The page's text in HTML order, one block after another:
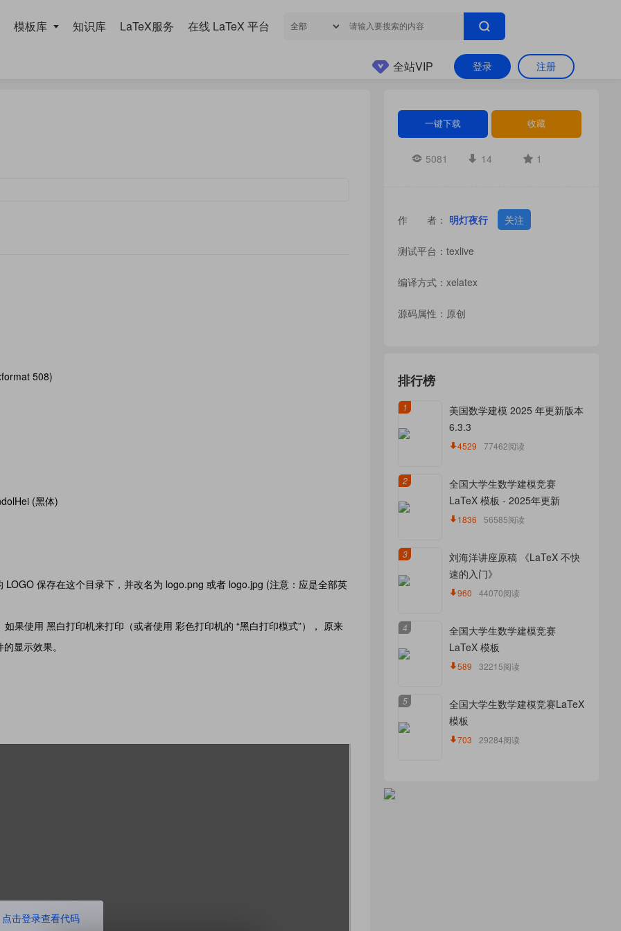
模板库 知识库 LaTeX服务 在线 LaTeX 平台
登录 注册
全站VIP
508)
(黑体)
保存在这个目录下，并改名为 logo.png 或者 logo.jpg (注意：应是全部英
果使用 黑白打印机来打印（或者使用 彩色打印机的 “黑白打印模式”）， 原来
显示效果。
点击登录查看代码
一键下载 收藏
5081 14 1
作 者： 明灯夜行 关注
测试平台：texlive
编译方式：xelatex
源码属性：原创
排行榜
1
美国数学建模 2025 年更新版本
6.3.3
4529 77462阅读
2
全国大学生数学建模竞赛
LaTeX 模板 - 2025年更新
1836 56585阅读
3
刘海洋讲座原稿 《LaTeX 不快
速的入门》
960 44070阅读
4
全国大学生数学建模竞赛
LaTeX 模板
589 32215阅读
5
全国大学生数学建模竞赛LaTeX
模板
703 29284阅读